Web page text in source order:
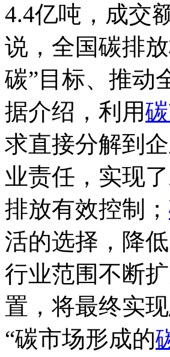
4.4亿吨，成交
说，全国碳排
碳”目标、推动
据介绍，利用
求直接分解到
业责任，实现
排放有效控制；
活的选择，降
行业范围不断
置，将最终实
“碳市场形成的